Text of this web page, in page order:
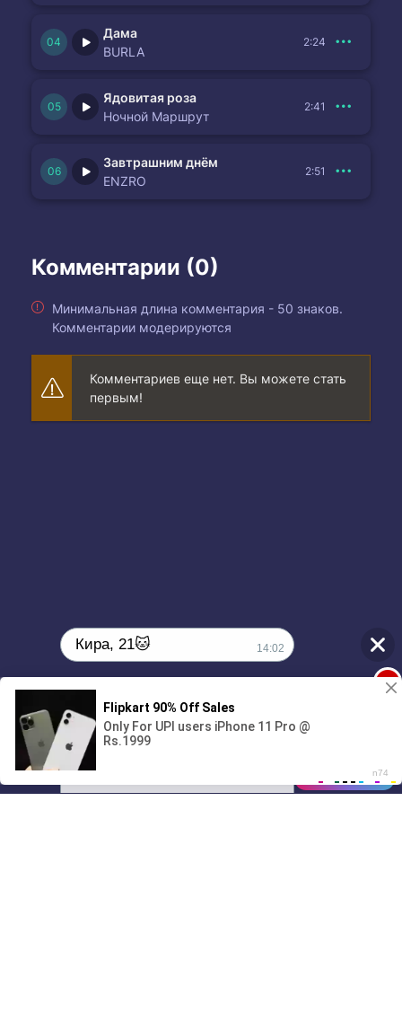
Дама
BURLA
2:24
Ядовитая роза
Ночной Маршрут
2:41
Завтрашним днём
ENZRO
2:51
Комментарии (0)
Минимальная длина комментария - 50 знаков.
Комментарии модерируются
Комментариев еще нет. Вы можете стать
первым!
01/07
00:00
Кира, 21🐱 14:02
Поиграешь со мной? 💖🐾
14:02
1